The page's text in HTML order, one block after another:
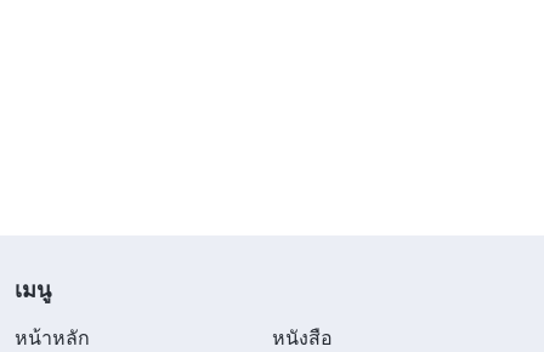
เมนู
หน้าหลัก
หนังสือ